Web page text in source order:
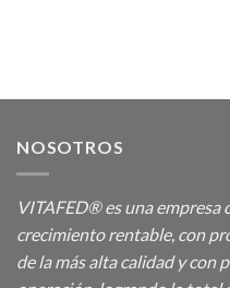
NOSOTROS
VITAFED® es una empresa
crecimiento rentable, con
de la más alta calidad y con